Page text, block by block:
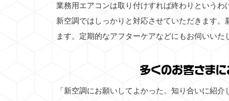
業務用エアコンは取り付けすれば終わりという
新空調ではしっかりと対応させていただきます
ます。定期的なアフターケアなどにもお伺いい
多くのお客さま
「新空調にお願いしてよかった。知り合いに紹